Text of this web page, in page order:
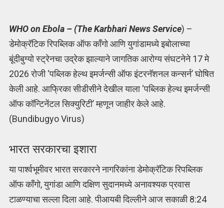
WHO on Ebola – (The Karbhari News Service) –
डेमोक्रॅटिक रिपब्लिक ऑफ काँगो आणि युगांडामध्ये इबोलाच्या
बूंदीबुग्यो स्ट्रेनचा उद्रेक झाल्याने जागतिक आरोग्य संघटनेने 17 मे
2026 रोजी ‘पब्लिक हेल्थ इमर्जन्सी ऑफ इंटरनॅशनल कन्सर्न’ घोषित
केली आहे. आफ्रिका सीडीसीने देखील याला ‘पब्लिक हेल्थ इमर्जन्सी
ऑफ कॉन्टिनेंटल सिक्युरिटी’ म्हणून जाहीर केले आहे.
(Bundibugyo Virus)
भारत सरकारचा इशारा
या पार्श्वभूमीवर भारत सरकारने नागरिकांना डेमोक्रॅटिक रिपब्लिक
ऑफ काँगो, युगांडा आणि दक्षिण सुदानमध्ये अनावश्यक प्रवास
टाळण्याचा सल्ला दिला आहे. पीआयबी दिल्लीने आज सकाळी 8:24